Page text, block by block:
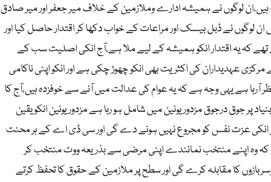
ہیں،ان لوگوں نے ہمیشہ ادارے وملازمین کے خلاف میر جعفر اور میر صادق
ان لوگوں نے ڈبل بیسک اور مراعات کے خواب دکھا کر اقتدار حاصل کیا اور
کہ یہ اقتدار انکو ہمیشہ کے لیے ملا ہے،آج انکی اصلیت سب کے
عہدیداران کی اکثریت بھی انکو چھوڑ چکی ہے اور انکو اپنی ناکامی
نظر آرہا ہے یہی وجہ ہے کہ یہ عوام کی عدالت میں آنے سے خوفزدہ ہیں،آج کا
پر جوق درجوق مزدور یونین میں شامل ہو رہا ہے مزدور یونین انکو یقین
انکی عزت نفس کو مجروع نہیں ہونے دے گی اور سی ڈی اے کے ہر محنت
وہ اپنے منتخب نمائندے اپنی مرضی سے بذریعہ ووٹ منتخب کر
کا مقابلہ کرے گی اور سطح پر ملازمین کے حقوق کا تحفظ کرتے